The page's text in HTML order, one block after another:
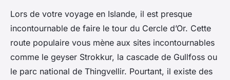
Lors de votre voyage en Islande, il est presque
incontournable de faire le tour du Cercle d’Or. Cette
route populaire vous mène aux sites incontournables
comme le geyser Strokkur, la cascade de Gullfoss ou
le parc national de Thingvellir. Pourtant, il existe des